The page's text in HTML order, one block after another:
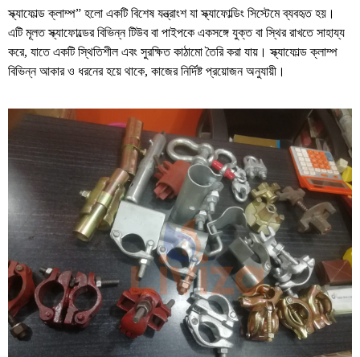
স্ক্যাফোল্ড ক্লাম্প” হলো একটি বিশেষ যন্ত্রাংশ যা স্ক্যাফোল্ডিং সিস্টেমে ব্যবহৃত হয়।
এটি মূলত স্ক্যাফোল্ডের বিভিন্ন টিউব বা পাইপকে একসঙ্গে যুক্ত বা স্থির রাখতে সাহায্য
করে, যাতে একটি স্থিতিশীল এবং সুরক্ষিত কাঠামো তৈরি করা যায়। স্ক্যাফোল্ড ক্লাম্প
বিভিন্ন আকার ও ধরনের হয়ে থাকে, কাজের নির্দিষ্ট প্রয়োজন অনুযায়ী।